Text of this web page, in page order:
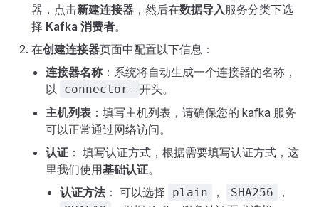
器，点击新建连接器 ，然后在数据导入 服务分类下选
择 Kafka 消费者。
在创建连接器页面中配置以下信息：
连接器名称 ：系统将自动生成一个连接器的名称，
以
connector- 开头。
主机列表 ：填写主机列表，请确保您的 kafka 服务
可以正常通过网络访问。
认证 ： 填写认证方式，根据需要填写认证方式，这
里我们使用基础认证。
认证方法： 可以选择 plain ， SHA256 ，